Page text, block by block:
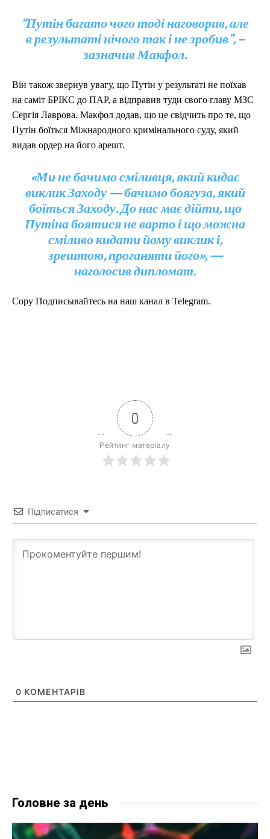
“Путін багато чого тоді наговорив, але
в результаті нічого так і не зробив”, –
зазначив Макфол.
Він також звернув увагу, що Путін у результаті не поїхав
на саміт БРІКС до ПАР, а відправив туди свого главу МЗС
Сергія Лаврова. Макфол додав, що це свідчить про те, що
Путін боїться Міжнародного кримінального суду, який
видав ордер на його арешт.
«Ми не бачимо сміливця, який кидає
виклик Заходу — бачимо боягуза, який
боїться Заходу. До нас має дійти, що
Путіна боятися не варто і що можна
сміливо кидати йому виклик і,
зрештою, проганяти його», —
наголосив дипломат.
Copy Подписывайтесь на наш канал в Telegram.
0
Рейтинг матеріалу
Підписатися
0 КОМЕНТАРІВ
Головне за день